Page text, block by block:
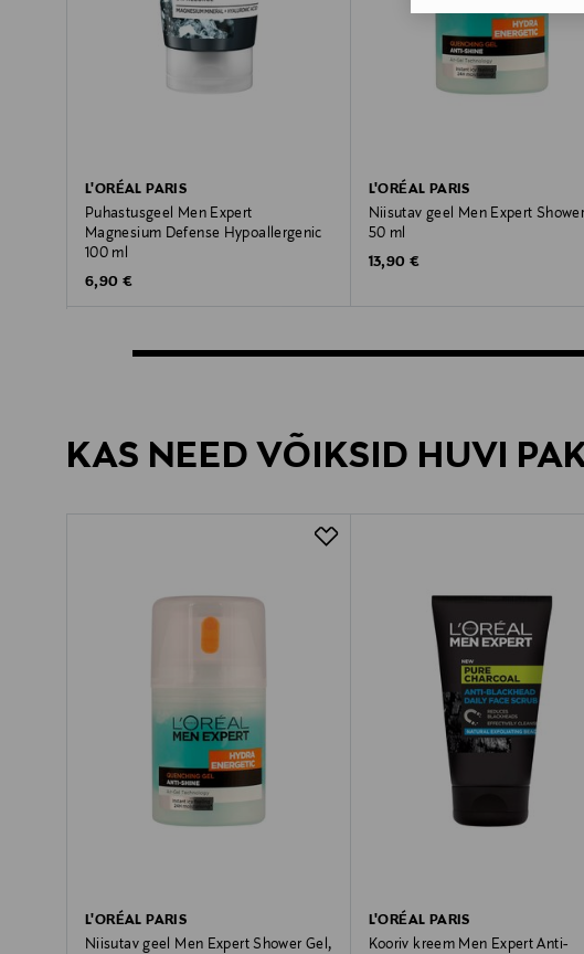
L'ORÉAL PARIS
Puhastusgeel Men Expert
Magnesium Defense Hypoallergenic
100 ml
Original Price
6,90 €
L'ORÉAL PARIS
Niisutav geel Men Expert
50 ml
Original Price
13,90 €
KAS NEED VÕIKSID HUVI
L'ORÉAL PARIS
Niisutav geel Men Expert Shower Gel,
L'ORÉAL PARIS
Kooriv kreem Men Expert Anti-